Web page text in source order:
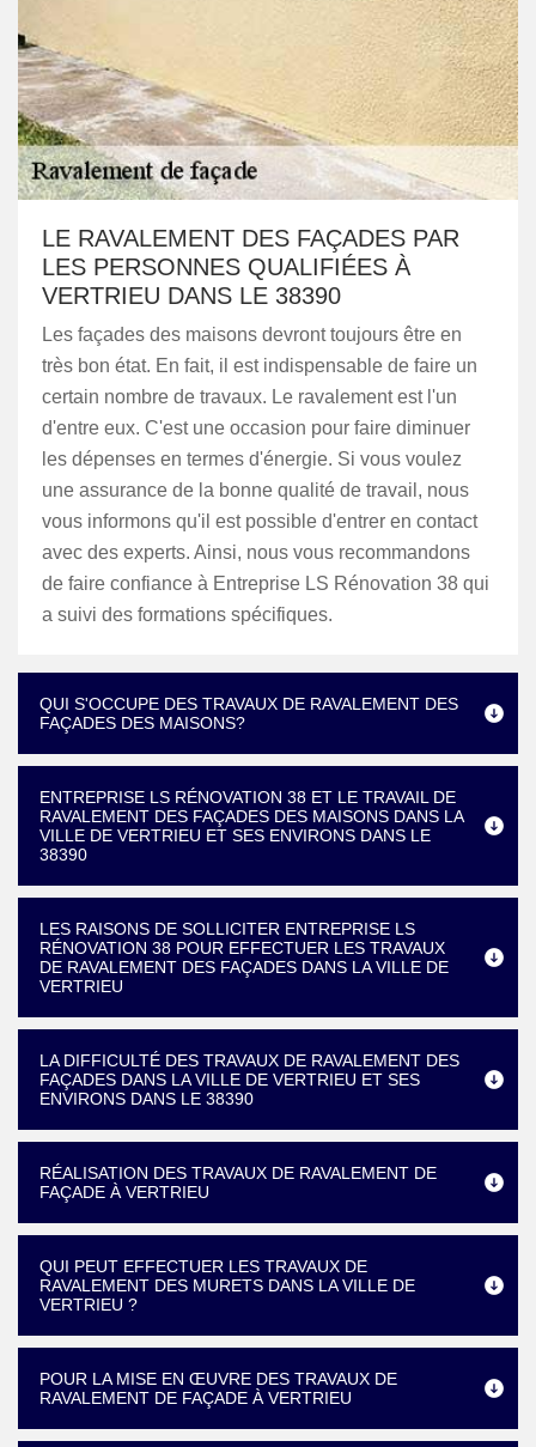
LE RAVALEMENT DES FAÇADES PAR
LES PERSONNES QUALIFIÉES À
VERTRIEU DANS LE 38390
Les façades des maisons devront toujours être en
très bon état. En fait, il est indispensable de faire un
certain nombre de travaux. Le ravalement est l'un
d'entre eux. C'est une occasion pour faire diminuer
les dépenses en termes d'énergie. Si vous voulez
une assurance de la bonne qualité de travail, nous
vous informons qu'il est possible d'entrer en contact
avec des experts. Ainsi, nous vous recommandons
de faire confiance à Entreprise LS Rénovation 38 qui
a suivi des formations spécifiques.
QUI S'OCCUPE DES TRAVAUX DE RAVALEMENT DES
FAÇADES DES MAISONS?
ENTREPRISE LS RÉNOVATION 38 ET LE TRAVAIL DE
RAVALEMENT DES FAÇADES DES MAISONS DANS LA
VILLE DE VERTRIEU ET SES ENVIRONS DANS LE
38390
LES RAISONS DE SOLLICITER ENTREPRISE LS
RÉNOVATION 38 POUR EFFECTUER LES TRAVAUX
DE RAVALEMENT DES FAÇADES DANS LA VILLE DE
VERTRIEU
LA DIFFICULTÉ DES TRAVAUX DE RAVALEMENT DES
FAÇADES DANS LA VILLE DE VERTRIEU ET SES
ENVIRONS DANS LE 38390
RÉALISATION DES TRAVAUX DE RAVALEMENT DE
FAÇADE À VERTRIEU
QUI PEUT EFFECTUER LES TRAVAUX DE
RAVALEMENT DES MURETS DANS LA VILLE DE
VERTRIEU ?
POUR LA MISE EN ŒUVRE DES TRAVAUX DE
RAVALEMENT DE FAÇADE À VERTRIEU